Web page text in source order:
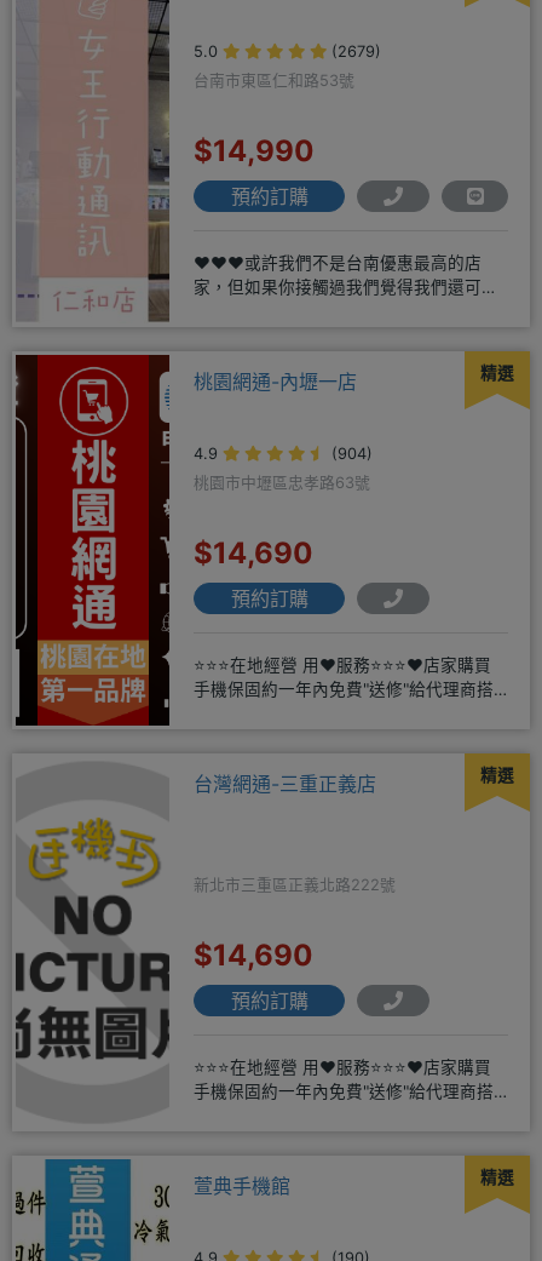
5.0
(2679)
台南市東區仁和路53號
$14,990
預約訂購
❤️❤️❤️或許我們不是台南優惠最高的店
家，但如果你接觸過我們覺得我們還可
精選
桃園網通-內壢一店
4.9
(904)
桃園市中壢區忠孝路63號
$14,690
預約訂購
⭐⭐⭐在地經營 用❤️服務⭐⭐⭐❤️店家購買
手機保固約一年內免費"送修"給代理商搭
精選
台灣網通-三重正義店
新北市三重區正義北路222號
$14,690
預約訂購
⭐⭐⭐在地經營 用❤️服務⭐⭐⭐❤️店家購買
手機保固約一年內免費"送修"給代理商搭
精選
萱典手機館